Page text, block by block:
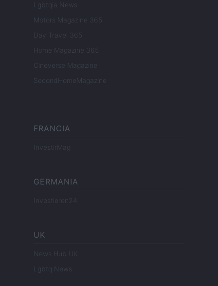
Lgbtqia News
Motors Magazine 365
Day Travel 365
Home Magazine 365
Cineverse Magazine
SecondHomeMagazine
FRANCIA
InvestirMag
GERMANIA
Investieren24
UK
News Hub UK
Lgbtq News